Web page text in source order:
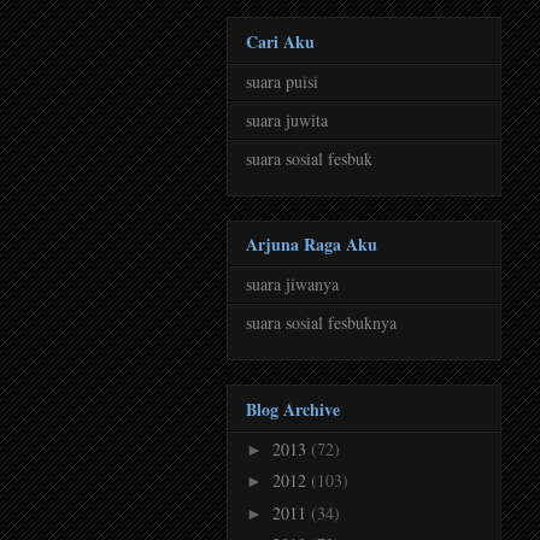
Cari Aku
suara puisi
suara juwita
suara sosial fesbuk
Arjuna Raga Aku
suara jiwanya
suara sosial fesbuknya
Blog Archive
► 2013 (72)
► 2012 (103)
► 2011 (34)